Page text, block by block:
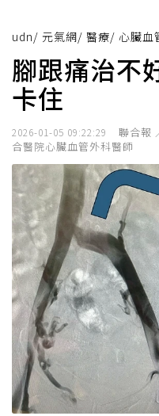
udn/ 元氣網/ 醫療/ 心臟血
腳跟痛治不
卡住
2026-01-05 09:22:29
聯合報
合醫院心臟血管外科醫師